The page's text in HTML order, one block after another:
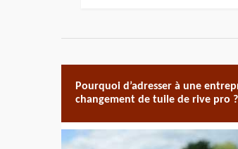
Pourquoi d’adresser à une
changement de tuile de rive pro ?